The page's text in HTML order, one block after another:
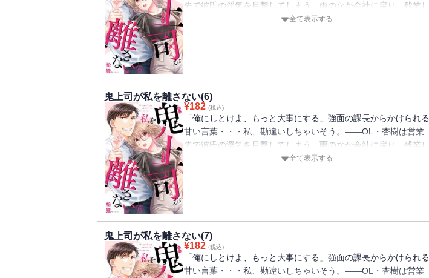
先で彼氏の浮気を目撃してしまう。雨のなか会社に戻り、残業し
ながら落ち込んでいると優しくジャケットをかぶせてくれる男性
きれない彼氏が再び接近してきて・・・
全て表示する
鬼上司が私を離さない(6)
¥182 (税込)
「俺にしとけよ、もっと大事にする」強面の課長からかけられる
甘い言葉・・・私、勘違いしちゃいそう。――OL・杏樹は営業
先で彼氏の浮気を目撃してしまう。雨のなか会社に戻り、残業し
ながら落ち込んでいると優しくジャケットをかぶせてくれる男性
きれない彼氏が再び接近してきて・・・
全て表示する
鬼上司が私を離さない(7)
¥182 (税込)
「俺にしとけよ、もっと大事にする」強面の課長からかけられる
甘い言葉・・・私、勘違いしちゃいそう。――OL・杏樹は営業